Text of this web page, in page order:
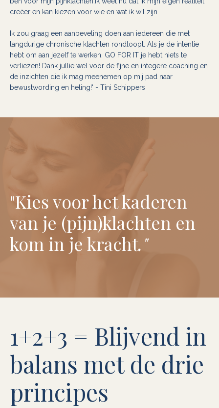
creëer en kan kiezen voor wie en wat ik wil zijn.
Ik zou graag een aanbeveling doen aan iedereen die met
langdurige chronische klachten rondloopt. Als je de intentie
hebt om aan jezelf te werken. GO FOR IT je hebt niets te
verliezen! Dank jullie wel voor de fijne en integere coaching en
de inzichten die ik mag meenemen op mij pad naar
bewustwording en heling!' - Tini Schippers
"Kies voor het kaderen
van je (pijn)klachten en
kom in je kracht."
1+2+3 = Blijvend in
balans met de drie
principes